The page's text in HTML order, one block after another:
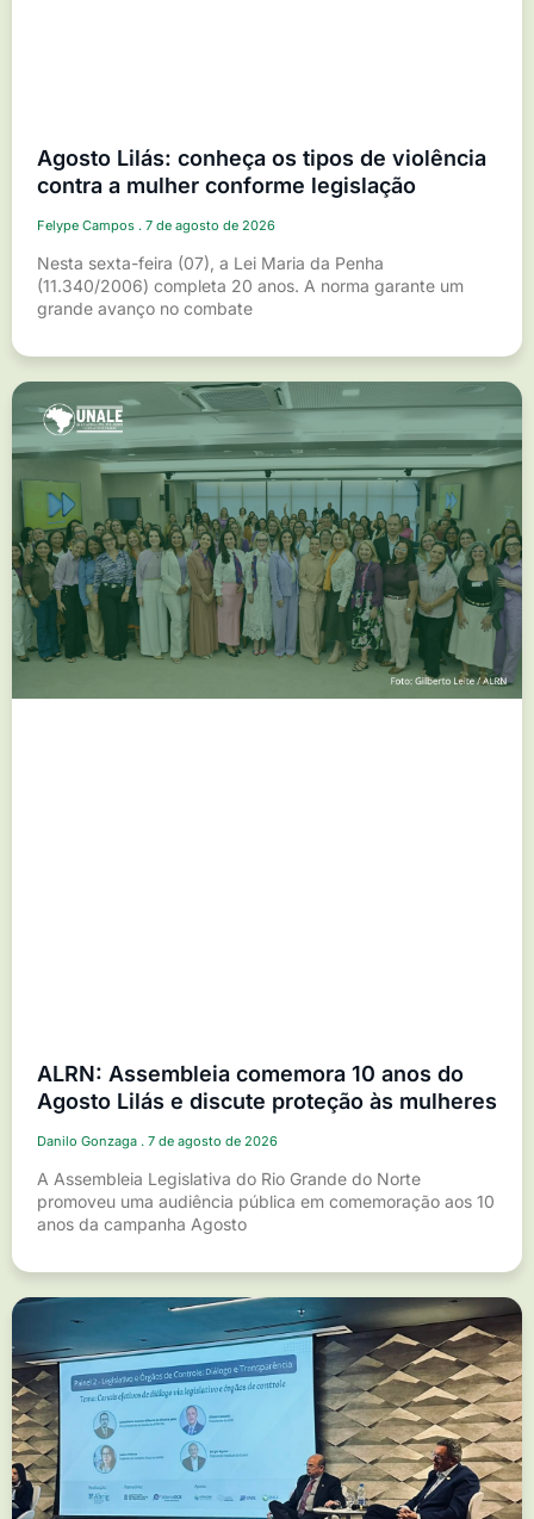
Agosto Lilás: conheça os tipos de violência
contra a mulher conforme legislação
Felype Campos 7 de agosto de 2026
Nesta sexta-feira (07), a Lei Maria da Penha
(11.340/2006) completa 20 anos. A norma garante um
grande avanço no combate
ALRN: Assembleia comemora 10 anos do
Agosto Lilás e discute proteção às mulheres
Danilo Gonzaga 7 de agosto de 2026
A Assembleia Legislativa do Rio Grande do Norte
promoveu uma audiência pública em comemoração aos 10
anos da campanha Agosto